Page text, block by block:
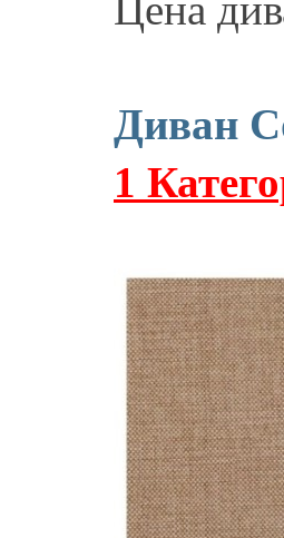
Диван
1